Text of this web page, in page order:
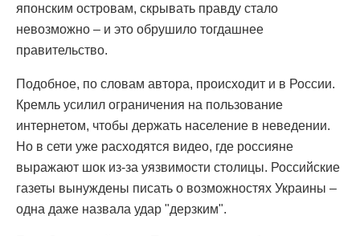
японским островам, скрывать правду стало
невозможно – и это обрушило тогдашнее
правительство.
Подобное, по словам автора, происходит и в России.
Кремль усилил ограничения на пользование
интернетом, чтобы держать население в неведении.
Но в сети уже расходятся видео, где россияне
выражают шок из-за уязвимости столицы. Российские
газеты вынуждены писать о возможностях Украины –
одна даже назвала удар "дерзким".